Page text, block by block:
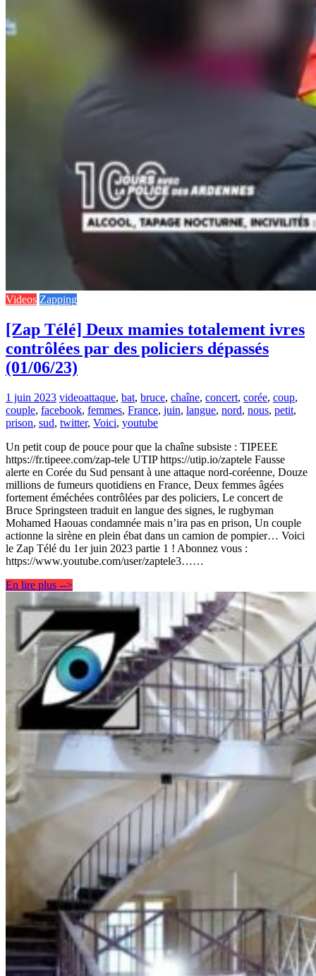
Videos Zapping
[Zap Télé] Deux mamies totalement ivres
contrôlées par des policiers dépassés
(01/06/23)
1 juin 2023 videoattaque, bat, bruce, chaîne, concert, corée, coup,
couple, facebook, femmes, France, juin, langue, nord, nous, petit,
prison, sud, twitter, Voici, youtube
Un petit coup de pouce pour que la chaîne subsiste : TIPEEE
https://fr.tipeee.com/zap-tele UTIP https://utip.io/zaptele Fausse
alerte en Corée du Sud pensant à une attaque nord-coréenne, Douze
millions de fumeurs quotidiens en France, Deux femmes âgées
fortement éméchées contrôlées par des policiers, Le concert de
Bruce Springsteen traduit en langue des signes, le rugbyman
Mohamed Haouas condamnée mais n’ira pas en prison, Un couple
actionne la sirène en plein ébat dans un camion de pompier… Voici
le Zap Télé du 1er juin 2023 partie 1 ! Abonnez vous :
https://www.youtube.com/user/zaptele3……
En lire plus -->